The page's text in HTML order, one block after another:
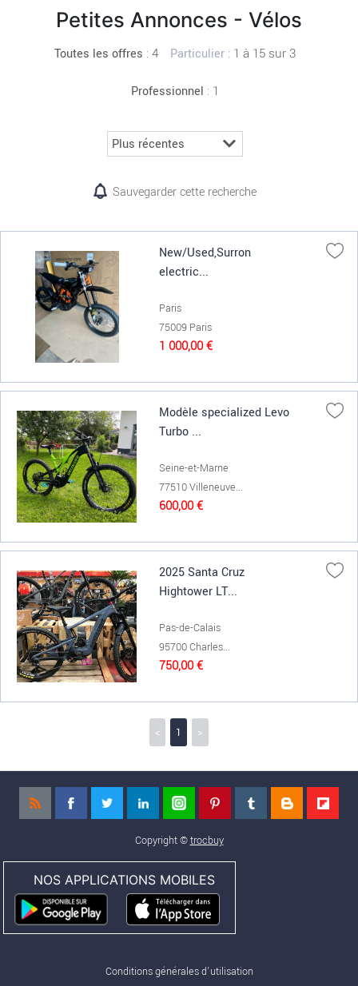
Petites Annonces - Vélos
Toutes les offres : 4 Particulier: 1 à 15 sur 3
Professionnel : 1
Sauvegarder cette recherche
New/Used,Surron
electric...
Paris
75009 Paris
1 000,00 €
Modèle specialized Levo
Turbo ...
Seine-et-Marne
77510 Villeneuve...
600,00 €
2025 Santa Cruz
Hightower LT...
Pas-de-Calais
95700 Charles...
750,00 €
< 1 >
Copyright ©trocbuy
NOS APPLICATIONS MOBILES
Conditions générales d'utilisation